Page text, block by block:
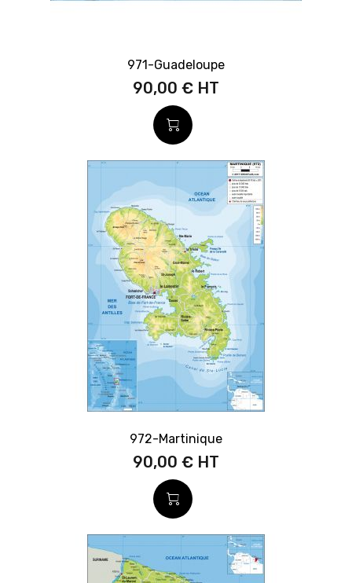
971-Guadeloupe
90,00 €
972-Martinique
90,00 €